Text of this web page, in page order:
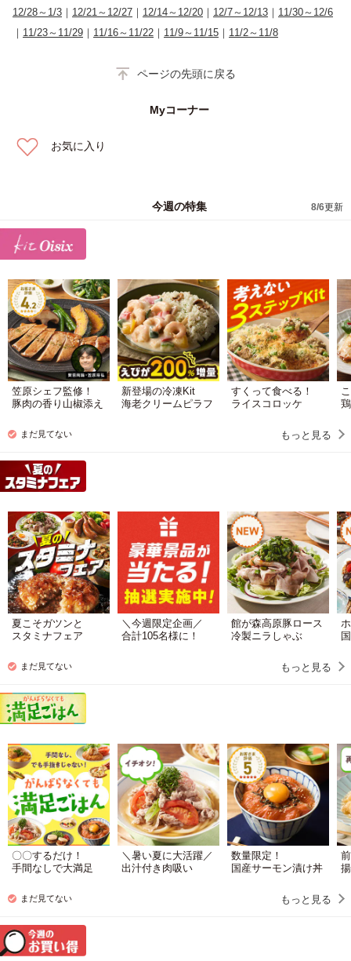
12/28～1/3 ｜ 12/21～12/27 ｜ 12/14～12/20 ｜ 12/7～12/13 ｜ 11/30～12/6
｜ 11/23～11/29 ｜ 11/16～11/22 ｜ 11/9～11/15 ｜ 11/2～11/8